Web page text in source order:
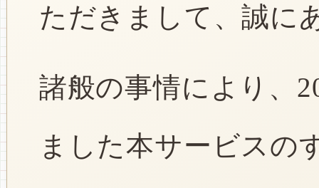
ただきまして、誠に
諸般の事情により、
ました本サービスの